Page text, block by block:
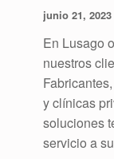
junio 21, 2023
En Lusago
nuestros
y clínicas
soluciones
servicio a